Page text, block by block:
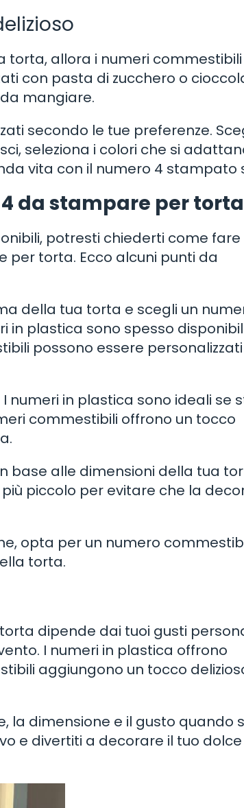
torta, allora i numeri commestibili
con pasta di zucchero o
mangiare.
secondo le tue preferenze.
seleziona i colori che si
vita con il numero 4 stampato
da stampare per
potresti chiederti come fare
torta. Ecco alcuni punti da
della tua torta e scegli un
in plastica sono spesso
possono essere
numeri in plastica sono ideali se
commestibili offrono un tocco
base alle dimensioni della tua
piccolo per evitare che la
opta per un numero
torta.
dipende dai tuoi gusti
I numeri in plastica offrono
aggiungono un tocco
la dimensione e il gusto quando
e divertiti a decorare il tuo